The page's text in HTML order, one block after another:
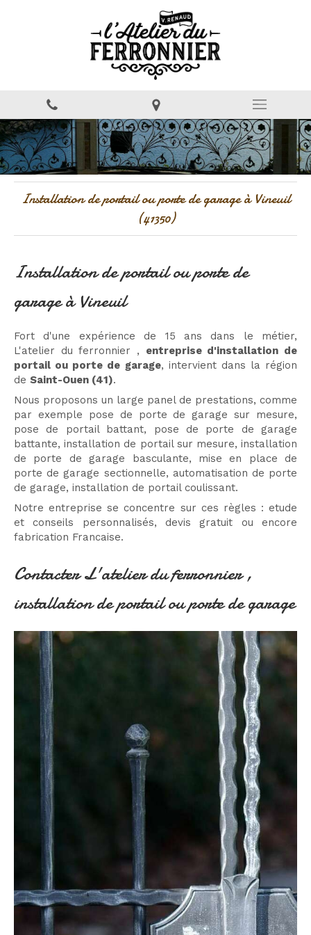
Installation de portail ou porte de garage à Vineuil
(41350)
Installation de portail ou porte de
garage à Vineuil
Fort d'une expérience de 15 ans dans le métier,
L'atelier du ferronnier , entreprise d'installation de
portail ou porte de garage, intervient dans la région
de Saint-Ouen (41).
Nous proposons un large panel de prestations, comme
par exemple pose de porte de garage sur mesure,
pose de portail battant, pose de porte de garage
battante, installation de portail sur mesure, installation
de porte de garage basculante, mise en place de
porte de garage sectionnelle, automatisation de porte
de garage, installation de portail coulissant.
Notre entreprise se concentre sur ces règles : etude
et conseils personnalisés, devis gratuit ou encore
fabrication Francaise.
Contacter L'atelier du ferronnier ,
installation de portail ou porte de garage